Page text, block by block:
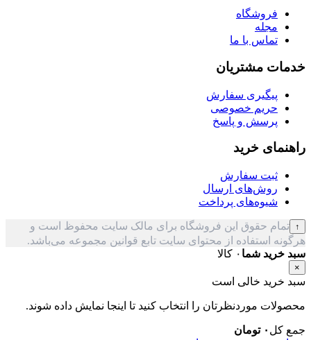
فروشگاه
مجله
تماس با ما
خدمات مشتریان
پیگیری سفارش
حریم خصوصی
پرسش و پاسخ
راهنمای خرید
ثبت سفارش
روش‌های ارسال
شیوه‌های پرداخت
↑ تمام حقوق این فروشگاه برای مالک سایت محفوظ است و
هرگونه استفاده از محتوای سایت تابع قوانین مجموعه می‌باشد.
سبد خرید شما ۰ کالا
×
سبد خرید خالی است
محصولات موردنظرتان را انتخاب کنید تا اینجا نمایش داده شوند.
جمع کل ۰ تومان